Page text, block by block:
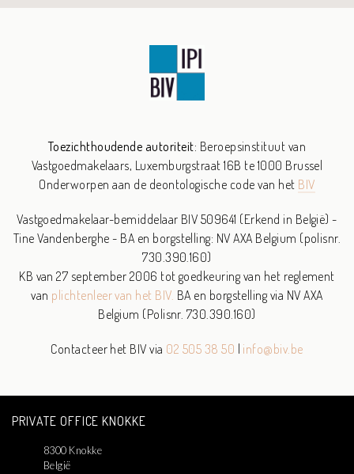
Toezichthoudende autoriteit: Beroepsinstituut van
Vastgoedmakelaars, Luxemburgstraat 16B te 1000 Brussel
Onderworpen aan de deontologische code van het BIV
Vastgoedmakelaar-bemiddelaar BIV 509641 (Erkend in België) -
Tine Vandenberghe - BA en borgstelling: NV AXA Belgium (polisnr.
730.390.160)
KB van 27 september 2006 tot goedkeuring van het reglement
van plichtenleer van het BIV. BA en borgstelling via NV AXA
Belgium (Polisnr. 730.390.160)
Contacteer het BIV via 02 505 38 50 info@biv.be
PRIVATE OFFICE KNOKKE
8300 Knokke
België